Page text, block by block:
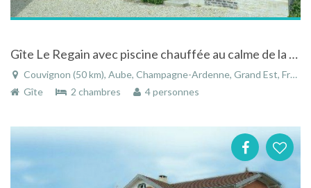
Gîte Le Regain avec piscine chauffée au calme de la campagne de Couvignon dans l'Aube
Couvignon (50 km), Aube, Champagne-Ardenne, Grand Est, France
Gîte
2 chambres 4 personnes